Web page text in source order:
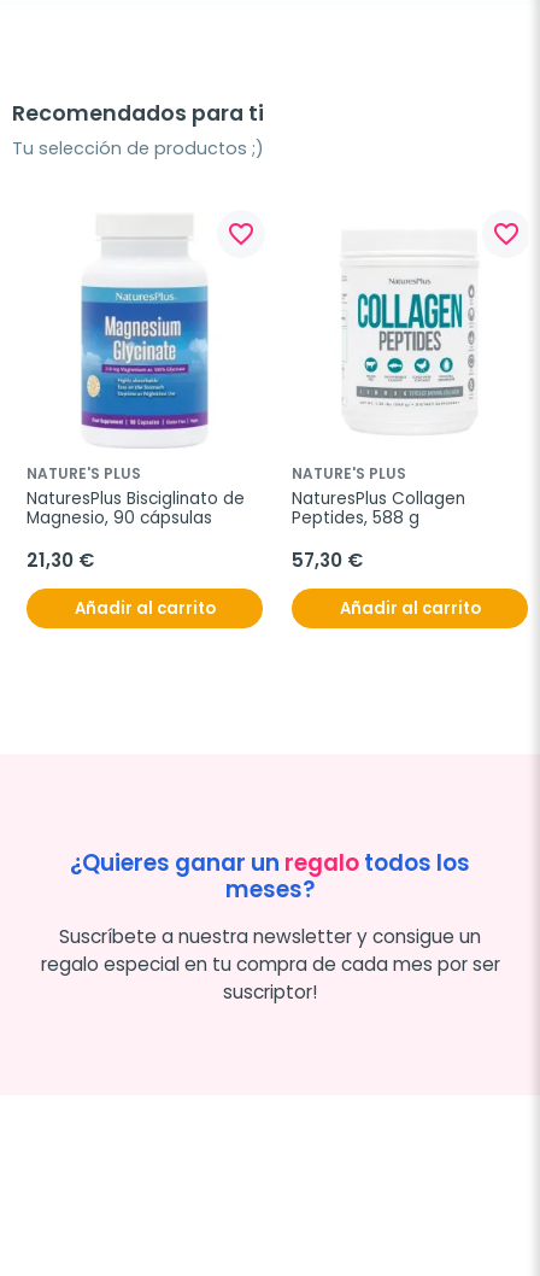
Recomendados para ti
Tu selección de productos ;)
favorite_border
NATURE'S PLUS
NaturesPlus Bisciglinato de
Magnesio, 90 cápsulas
21,30 €
Añadir al carrito
favorite_border
NATURE'S PLUS
NaturesPlus Collagen
Peptides, 588 g
57,30 €
Añadir al carrito
¿Quieres ganar un regalotodos los
meses?
Suscríbete a nuestra newsletter y consigue un
regalo especial en tu compra de cada mes por ser
suscriptor!